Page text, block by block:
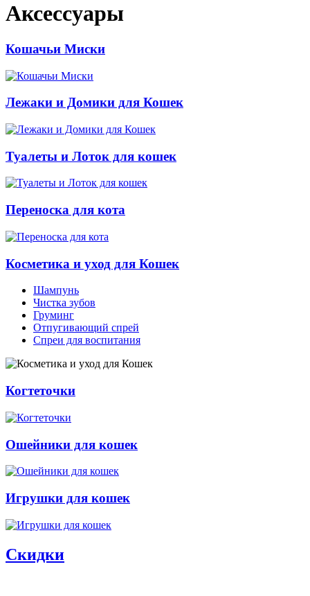
Аксессуары
Кошачьи Миски
Лежаки и Домики для Кошек
Туалеты и Лоток для кошек
Переноска для кота
Косметика и уход для Кошек
Шампунь
Чистка зубов
Груминг
Отпугивающий спрей
Спреи для воспитания
Когтеточки
Ошейники для кошек
Игрушки для кошек
Скидки